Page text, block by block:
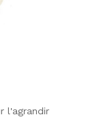
l'agrandir